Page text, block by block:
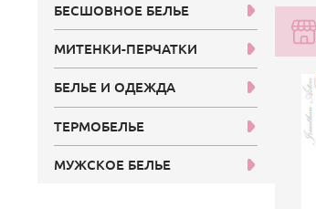
БЕСШОВНОЕ БЕЛЬЕ
МИТЕНКИ-ПЕРЧАТКИ
БЕЛЬЕ И ОДЕЖДА
ТЕРМОБЕЛЬЕ
МУЖСКОЕ БЕЛЬЕ